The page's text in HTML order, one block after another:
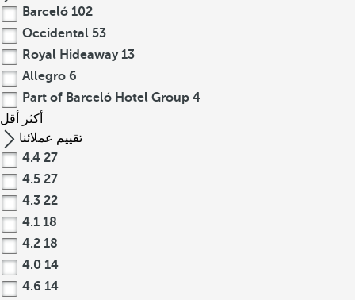
Barceló 102
Occidental 53
Royal Hideaway 13
Allegro 6
Part of Barceló Hotel Group 4
أكثر
أقل
تقييم عملائنا
4.4 27
4.5 27
4.3 22
4.1 18
4.2 18
4.0 14
4.6 14